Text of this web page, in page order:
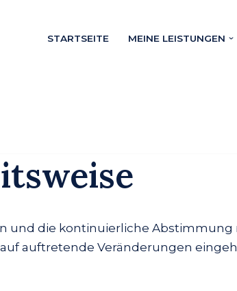
STARTSEITE MEINE LEISTUNGEN
und die kontinuierliche
auftretende Veränderungen